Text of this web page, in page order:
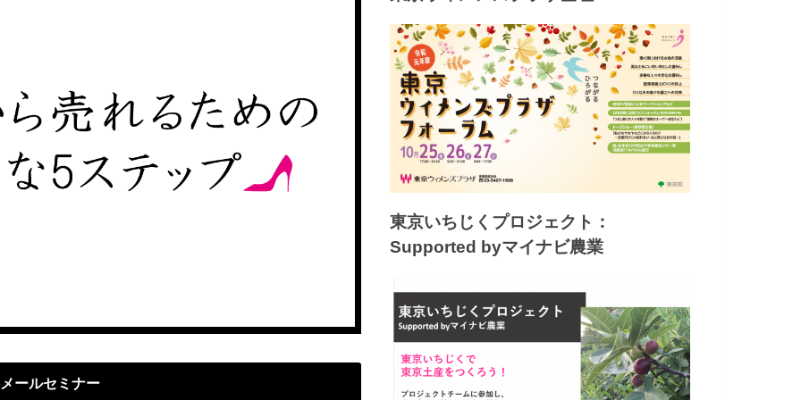
ールセミナー
東京いちじくプロジェクト：
Supported byマイナビ農業